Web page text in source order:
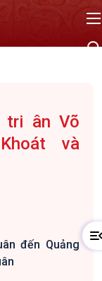
tri ân Võ
và
đến Quảng